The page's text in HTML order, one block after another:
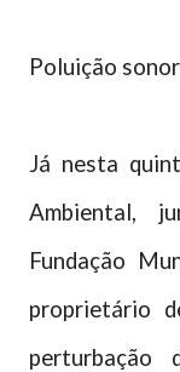
Poluição
Já nesta
Ambiental,
Fundação
proprietário
perturbação